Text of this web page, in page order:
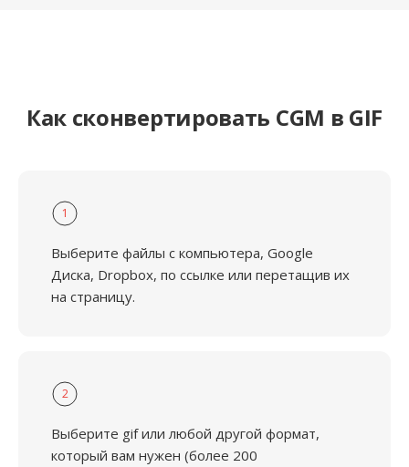
Как сконвертировать CGM в GIF
1
Выберите файлы с компьютера, Google
Диска, Dropbox, по ссылке или перетащив их
на страницу.
2
Выберите gif или любой другой формат,
который вам нужен (более 200